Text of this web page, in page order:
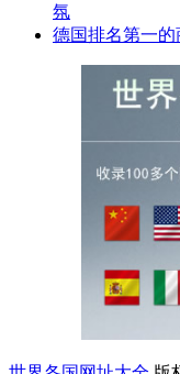
氛
德国排名第一的